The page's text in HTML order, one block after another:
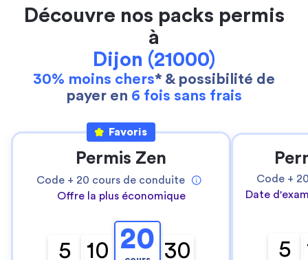
Découvre nos packs permis
à
Dijon (21000)
30% moins chers* & possibilité de
payer en 6 fois sans frais
Favoris
Permis Zen
Code + 20 cours de conduite
Offre la plus économique
5 10 20 30
Code +
Date
5